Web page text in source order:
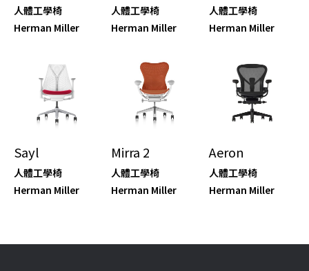
人體工學椅
Herman Miller
人體工學椅
Herman Miller
人體工學椅
Herman Miller
Sayl
人體工學椅
Herman Miller
Mirra 2
人體工學椅
Herman Miller
Aeron
人體工學椅
Herman Miller